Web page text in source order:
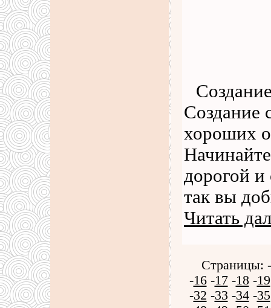
Создание
хороших
дорогой и
так вы
Читать
Страницы:
-16-17-18-19
-32 -33 -34-35